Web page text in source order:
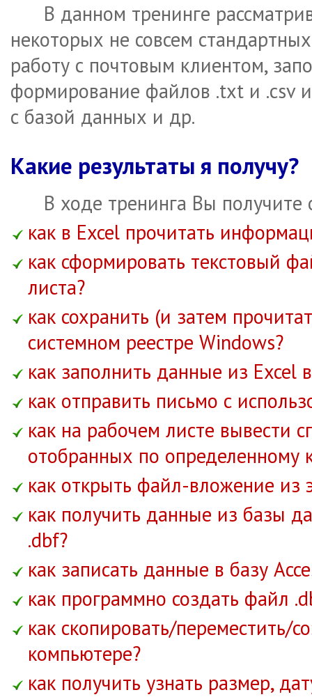
В данном тренинге
некоторых не совсем
работу с почтовым клиентом,
формирование файлов .txt и .csv
с базой данных и др.
Какие результаты я получу?
В ходе тренинга Вы получите
как в Excel прочитать
как сформировать текстовый
листа?
как сохранить (и затем
системном реестре Windows?
как заполнить данные из Excel
как отправить письмо с
как на рабочем листе вывести
отобранных по определенному
как открыть файл-вложение из
как получить данные из базы
.dbf?
как записать данные в базу
как программно создать файл
как скопировать/переместить/
компьютере?
как получить узнать размер,